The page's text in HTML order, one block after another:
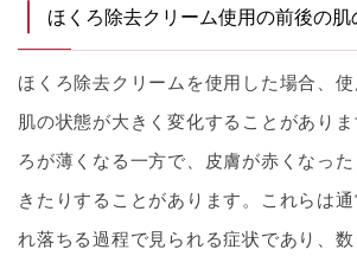
ほくろ除去クリーム使用の前後の肌
ほくろ除去クリームを使用した場合、
肌の状態が大きく変化することがありま
ろが薄くなる一方で、皮膚が赤くなっ
きたりすることがあります。これらは
れ落ちる過程で見られる症状であり、